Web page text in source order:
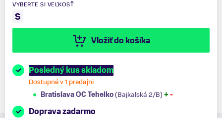
VYBERTE SI VEĽKOSŤ
S
Vložiť do košíka
Posledný kus skladom
Dostupné v 1 predajni
Bratislava OC Tehelko(Bajkalská 2/B) + -
Doprava zadarmo